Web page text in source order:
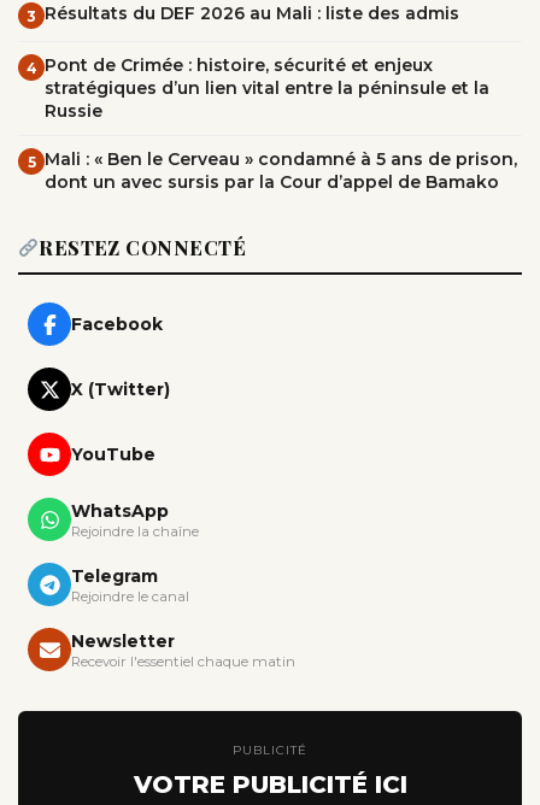
3 Résultats du DEF 2026 au Mali : liste des admis
4 Pont de Crimée : histoire, sécurité et enjeux
stratégiques d’un lien vital entre la péninsule et la
Russie
5 Mali : « Ben le Cerveau » condamné à 5 ans de prison,
dont un avec sursis par la Cour d’appel de Bamako
RESTEZ CONNECTÉ
Facebook
X (Twitter)
YouTube
WhatsApp
Rejoindre la chaîne
Telegram
Rejoindre le canal
Newsletter
Recevoir l'essentiel chaque matin
PUBLICITÉ
VOTRE PUBLICITÉ ICI